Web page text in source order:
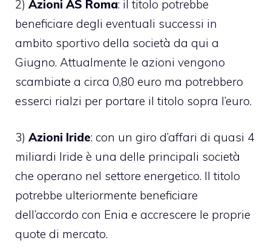
2) Azioni AS Roma: il titolo potrebbe
beneficiare degli eventuali successi in
ambito sportivo della società da qui a
Giugno. Attualmente le azioni vengono
scambiate a circa 0,80 euro ma potrebbero
esserci rialzi per portare il titolo sopra l’euro.
3) Azioni Iride: con un giro d’affari di quasi 4
miliardi Iride è una delle principali società
che operano nel settore energetico. Il titolo
potrebbe ulteriormente beneficiare
dell’accordo con Enia e accrescere le proprie
quote di mercato.